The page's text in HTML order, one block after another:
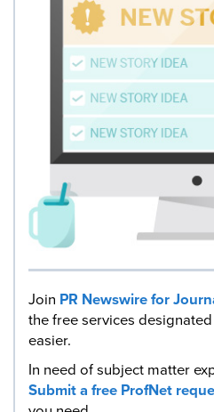
Join PR Newswire for
the free services
easier.
In need of subject matter
Submit a free ProfNet